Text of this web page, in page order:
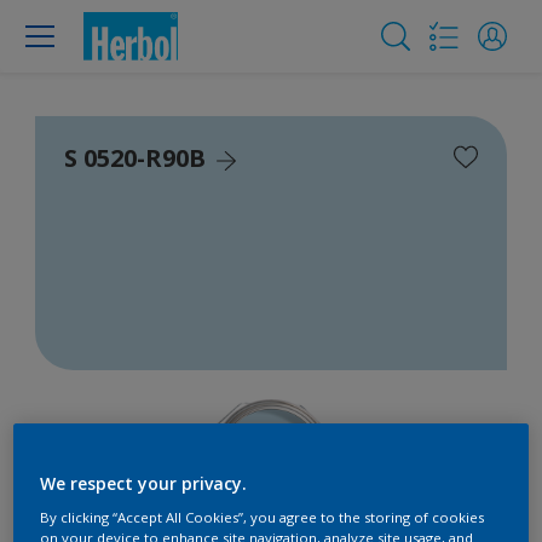
S 0520-R90B
We respect your privacy.
By clicking “Accept All Cookies”, you agree to the storing of cookies
on your device to enhance site navigation, analyze site usage, and